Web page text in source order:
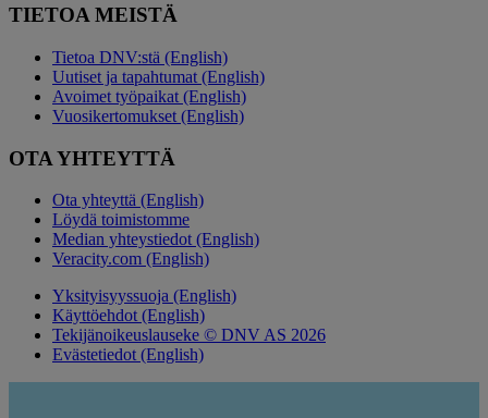
TIETOA MEISTÄ
Tietoa DNV:stä (English)
Uutiset ja tapahtumat (English)
Avoimet työpaikat (English)
Vuosikertomukset (English)
OTA YHTEYTTÄ
Ota yhteyttä (English)
Löydä toimistomme
Median yhteystiedot (English)
Veracity.com (English)
Yksityisyyssuoja (English)
Käyttöehdot (English)
Tekijänoikeuslauseke © DNV AS 2026
Evästetiedot (English)